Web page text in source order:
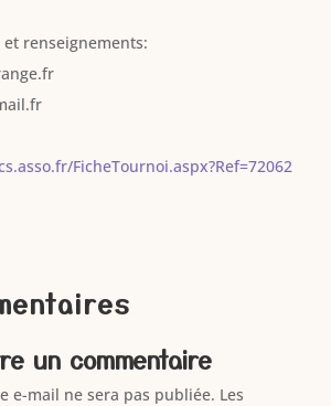
renseignements:
FicheTournoi.aspx?Ref=72062
un commentaire
e-mail ne sera pas publiée. Les